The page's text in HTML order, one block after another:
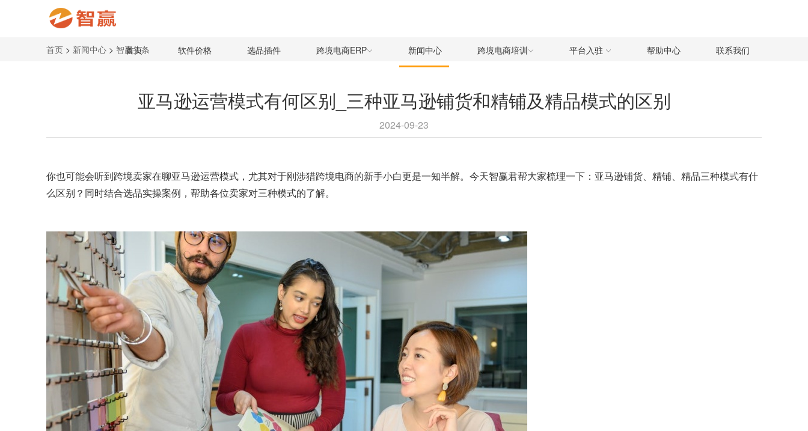
首页 软件价格 选品插件 跨境电商ERP 新闻中心 跨境电商培训 平台入驻 帮助中心 联系我们
首页 > 新闻中心 > 智赢头条
亚马逊运营模式有何区别_三种亚马逊铺货和精铺及精品模式的区别
2024-09-23
你也可能会听到跨境卖家在聊亚马逊运营模式 ，尤其对于刚涉猎跨境电商的新手小白更是一知半解。今天智赢君帮大家梳理一下： 亚马逊铺货、精铺、精品三种模式有什
么区别？同时结合选品实操案例，帮助各位卖家对三种模式的了解。